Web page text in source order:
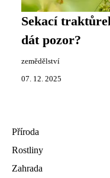
Sekací
dát pozor?
zemědělství
07. 12. 2025
Příroda
Rostliny
Zahrada